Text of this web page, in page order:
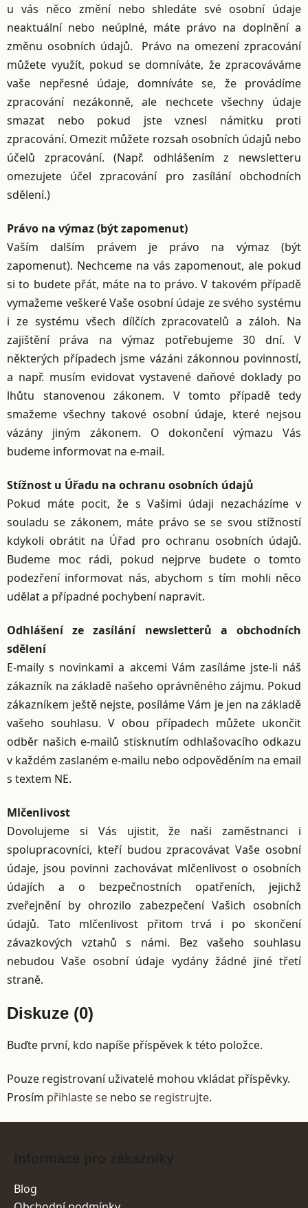
u vás něco změní nebo shledáte své osobní údaje
neaktuální nebo neúplné, máte právo na doplnění a
změnu osobních údajů. Právo na omezení zpracování
můžete využít, pokud se domníváte, že zpracováváme
vaše nepřesné údaje, domníváte se, že provádíme
zpracování nezákonně, ale nechcete všechny údaje
smazat nebo pokud jste vznesl námitku proti
zpracování. Omezit můžete rozsah osobních údajů nebo
účelů zpracování. (Např. odhlášením z newsletteru
omezujete účel zpracování pro zasílání obchodních
sdělení.)
Právo na výmaz (být zapomenut)
Vaším dalším právem je právo na výmaz (být
zapomenut). Nechceme na vás zapomenout, ale pokud
si to budete přát, máte na to právo. V takovém případě
vymažeme veškeré Vaše osobní údaje ze svého systému
i ze systému všech dílčích zpracovatelů a záloh. Na
zajištění práva na výmaz potřebujeme 30 dní. V
některých případech jsme vázáni zákonnou povinností,
a např. musím evidovat vystavené daňové doklady po
lhůtu stanovenou zákonem. V tomto případě tedy
smažeme všechny takové osobní údaje, které nejsou
vázány jiným zákonem. O dokončení výmazu Vás
budeme informovat na e-mail.
Stížnost u Úřadu na ochranu osobních údajů
Pokud máte pocit, že s Vašimi údaji nezacházíme v
souladu se zákonem, máte právo se se svou stížností
kdykoli obrátit na Úřad pro ochranu osobních údajů.
Budeme moc rádi, pokud nejprve budete o tomto
podezření informovat nás, abychom s tím mohli něco
udělat a případné pochybení napravit.
Odhlášení ze zasílání newsletterů a obchodních
sdělení
E-maily s novinkami a akcemi Vám zasíláme jste-li náš
zákazník na základě našeho oprávněného zájmu. Pokud
zákazníkem ještě nejste, posíláme Vám je jen na základě
vašeho souhlasu. V obou případech můžete ukončit
odběr našich e-mailů stisknutím odhlašovacího odkazu
v každém zaslaném e-mailu nebo odpověděním na email
s textem NE.
Mlčenlivost
Dovolujeme si Vás ujistit, že naši zaměstnanci i
spolupracovníci, kteří budou zpracovávat Vaše osobní
údaje, jsou povinni zachovávat mlčenlivost o osobních
údajích a o bezpečnostních opatřeních, jejichž
zveřejnění by ohrozilo zabezpečení Vašich osobních
údajů. Tato mlčenlivost přitom trvá i po skončení
závazkových vztahů s námi. Bez vašeho souhlasu
nebudou Vaše osobní údaje vydány žádné jiné třetí
straně.
Diskuze (0)
Buďte první, kdo napíše příspěvek k této položce.
Pouze registrovaní uživatelé mohou vkládat příspěvky.
Prosím přihlaste se nebo se registrujte.
Blog